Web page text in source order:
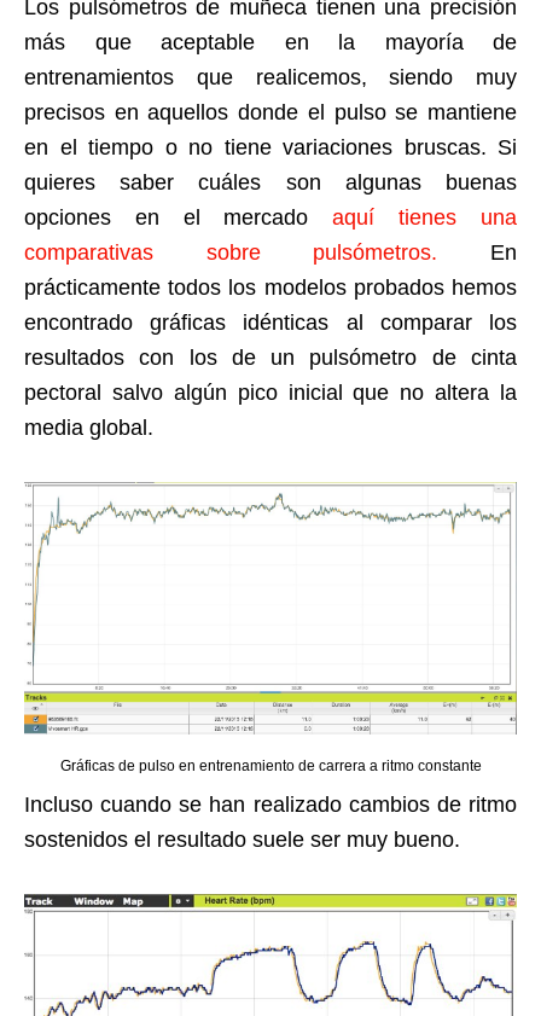
Los pulsómetros de muñeca tienen una precisión
más que aceptable en la mayoría de
entrenamientos que realicemos, siendo muy
precisos en aquellos donde el pulso se mantiene
en el tiempo o no tiene variaciones bruscas. Si
quieres saber cuáles son algunas buenas
opciones en el mercadoaquí tienes una
comparativas sobre pulsómetros. En
prácticamente todos los modelos probados hemos
encontrado gráficas idénticas al comparar los
resultados con los de un pulsómetro de cinta
pectoral salvo algún pico inicial que no altera la
media global.
Gráficas de pulso en entrenamiento de carrera a ritmo constante
Incluso cuando se han realizado cambios de ritmo
sostenidos el resultado suele ser muy bueno.